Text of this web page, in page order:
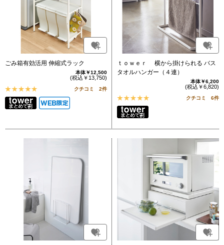
ごみ箱有効活用 伸縮式ラック
本体￥12,500
(税込￥13,750)
クチコミ 2件
ｔｏｗｅｒ 横から掛けられる バス
タオルハンガー（４連）
本体￥6,200
(税込￥6,820)
クチコミ 6件